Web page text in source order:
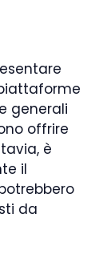
generali
offrire
è
il
da